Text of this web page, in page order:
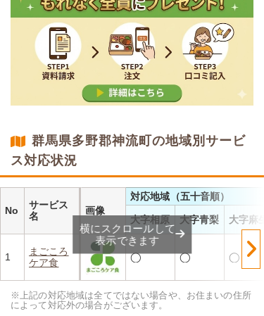
群馬県多野郡神流町の地域別サービ
ス対応状況
No
サービス
名
画像
対応地域（五十音順）
大字相原 大字青梨 大字麻生
1
まごころ
ケア食
◯ ◯ ◯
横にスクロールして
表示できます
※上記の対応地域は全てではない場合や、お住まいの住所
によって対応外の場合がございます。